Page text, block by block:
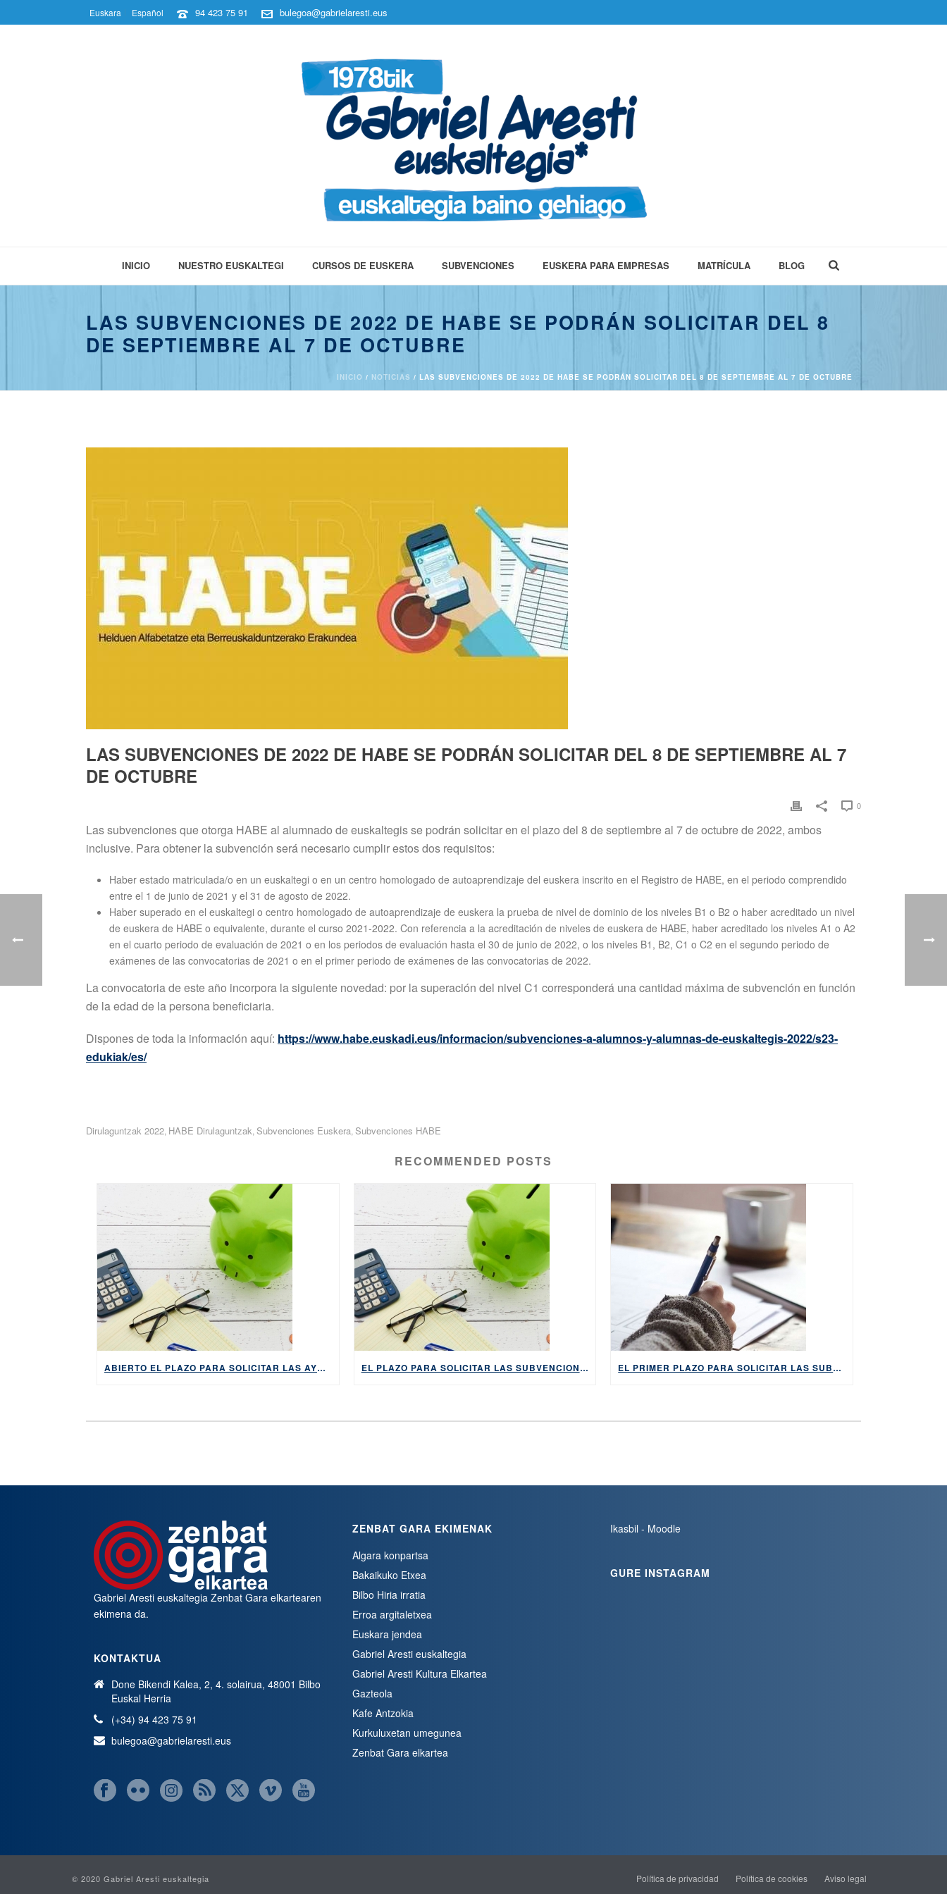
Euskara Español 94 423 75 91 bulegoa@gabrielaresti.eus
INICIO NUESTRO EUSKALTEGI CURSOS DE EUSKERA SUBVENCIONES EUSKERA PARA EMPRESAS MATRÍCULA BLOG
LAS SUBVENCIONES DE 2022 DE HABE SE PODRÁN SOLICITAR DEL 8
DE SEPTIEMBRE AL 7 DE OCTUBRE
INICIO / NOTICIAS / LAS SUBVENCIONES DE 2022 DE HABE SE PODRÁN SOLICITAR DEL 8 DE SEPTIEMBRE AL 7 DE OCTUBRE
LAS SUBVENCIONES DE 2022 DE HABE SE PODRÁN SOLICITAR DEL 8 DE SEPTIEMBRE AL 7
DE OCTUBRE
0
Las subvenciones que otorga HABE al alumnado de euskaltegis se podrán solicitar en el plazo del 8 de septiembre al 7 de octubre de 2022, ambos
inclusive. Para obtener la subvención será necesario cumplir estos dos requisitos:
Haber estado matriculada/o en un euskaltegi o en un centro homologado de autoaprendizaje del euskera inscrito en el Registro de HABE, en el periodo comprendido
entre el 1 de junio de 2021 y el 31 de agosto de 2022.
Haber superado en el euskaltegi o centro homologado de autoaprendizaje de euskera la prueba de nivel de dominio de los niveles B1 o B2 o haber acreditado un nivel
de euskera de HABE o equivalente, durante el curso 2021-2022. Con referencia a la acreditación de niveles de euskera de HABE, haber acreditado los niveles A1 o A2
en el cuarto periodo de evaluación de 2021 o en los periodos de evaluación hasta el 30 de junio de 2022, o los niveles B1, B2, C1 o C2 en el segundo periodo de
exámenes de las convocatorias de 2021 o en el primer periodo de exámenes de las convocatorias de 2022.
La convocatoria de este año incorpora la siguiente novedad: por la superación del nivel C1 corresponderá una cantidad máxima de subvención en función
de la edad de la persona beneficiaria.
Dispones de toda la información aquí: https://www.habe.euskadi.eus/informacion/subvenciones-a-alumnos-y-alumnas-de-euskaltegis-2022/s23-
edukiak/es/
Dirulaguntzak 2022 HABE Dirulaguntzak Subvenciones Euskera Subvenciones HABE
RECOMMENDED POSTS
ABIERTO EL PLAZO PARA SOLICITAR LAS AYUDAS DE HABE EL PLAZO PARA SOLICITAR LAS SUBVENCIONES DE HABE COMIENZA EL 7 DE SEPTIEMBRE EL PRIMER PLAZO PARA SOLICITAR LAS SUBVENCIONES DE HABE COMIENZA EL 1 DE JUNIO
Gabriel Aresti euskaltegia Zenbat Gara elkartearen
ekimena da.
KONTAKTUA
Done Bikendi Kalea, 2, 4. solairua, 48001 Bilbo
Euskal Herria
(+34) 94 423 75 91
bulegoa@gabrielaresti.eus
ZENBAT GARA EKIMENAK
Algara konpartsa
Bakaikuko Etxea
Bilbo Hiria irratia
Erroa argitaletxea
Euskara jendea
Gabriel Aresti euskaltegia
Gabriel Aresti Kultura Elkartea
Gazteola
Kafe Antzokia
Kurkuluxetan umegunea
Zenbat Gara elkartea
Ikasbil - Moodle
GURE INSTAGRAM
© 2020 Gabriel Aresti euskaltegia Política de privacidad Política de cookies Aviso legal